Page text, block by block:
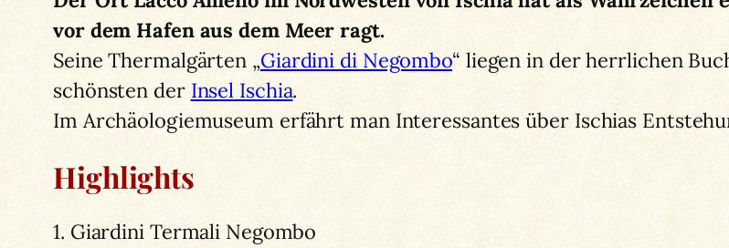
vor dem Hafen aus dem Meer ragt.
Seine Thermalgärten „Giardini di Negombo“ liegen in der herrlichen
schönsten der Insel Ischia.
Im Archäologiemuseum erfährt man Interessantes über Ischias
Highlights
1. Giardini Termali Negombo